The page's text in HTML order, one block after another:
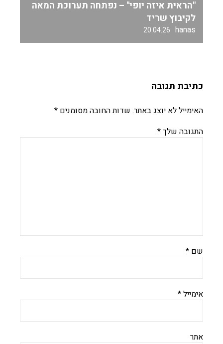
"הראית איזה יופי" – נפתחה תערוכת המאה
לקיבוץ שריד
hanas
20.04.26
כתיבת תגובה
האימייל לא יוצג באתר. שדות החובה מסומנים *
התגובה שלך*
שם *
אימייל*
אתר